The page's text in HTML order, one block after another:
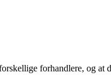
forhandlere, og